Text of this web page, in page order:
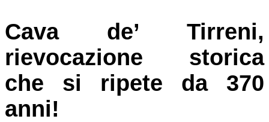
Cava de’ Tirreni,
rievocazione storica
che si ripete da 370
anni!